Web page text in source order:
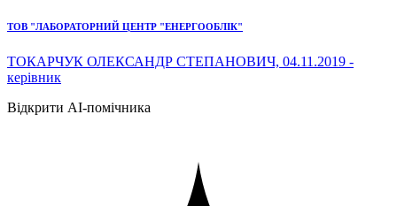
ТОВ "ЛАБОРАТОРНИЙ ЦЕНТР "ЕНЕРГООБЛІК"
ТОКАРЧУК ОЛЕКСАНДР СТЕПАНОВИЧ, 04.11.2019 -
керівник
Відкрити AI-помічника